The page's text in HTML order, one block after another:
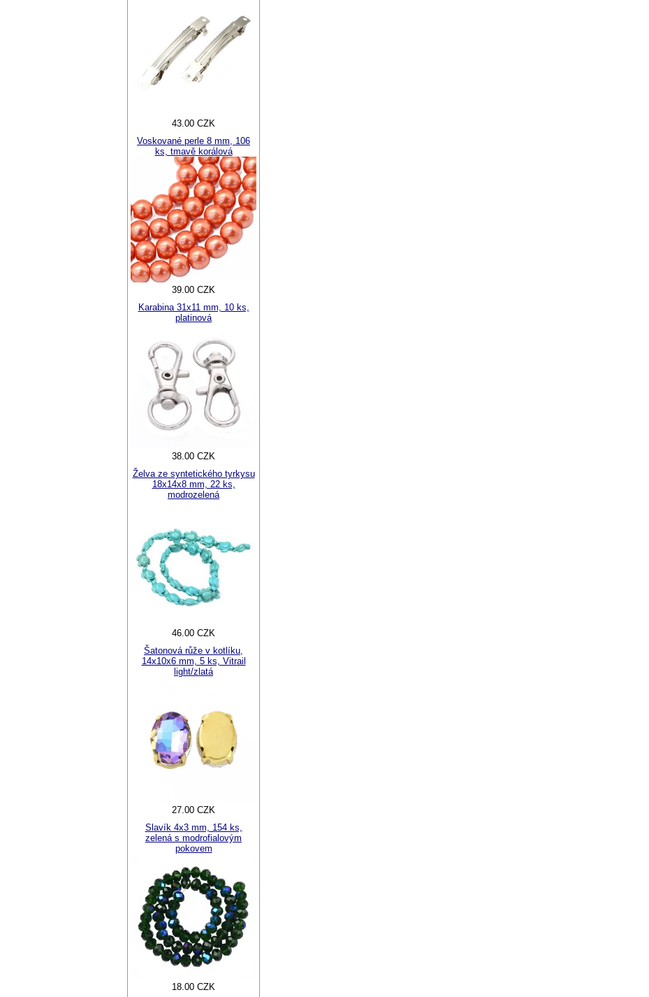
43.00 CZK
Voskované perle 8 mm, 106
ks, tmavě korálová
39.00 CZK
Karabina 31x11 mm, 10 ks,
platinová
38.00 CZK
Želva ze syntetického tyrkysu
18x14x8 mm, 22 ks,
modrozelená
46.00 CZK
Šatonová růže v kotlíku,
14x10x6 mm, 5 ks, Vitrail
light/zlatá
27.00 CZK
Slavík 4x3 mm, 154 ks,
zelená s modrofialovým
pokovem
18.00 CZK